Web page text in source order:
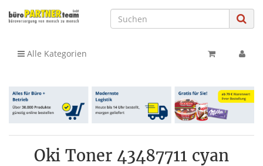
Alle Kategorien
Oki Toner 43487711 cyan